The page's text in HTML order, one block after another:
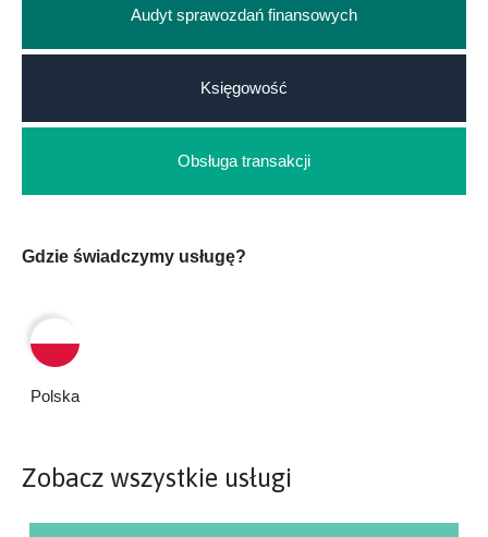
Audyt sprawozdań finansowych
Księgowość
Obsługa transakcji
Gdzie świadczymy usługę?
Polska
Zobacz wszystkie usługi